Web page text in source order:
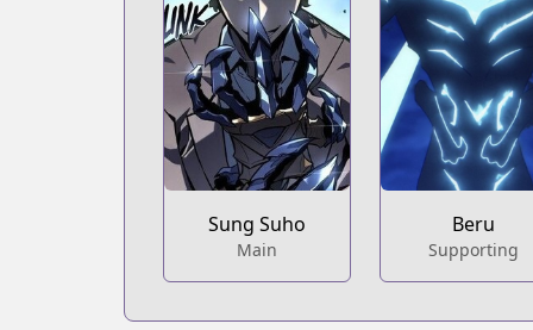
Sung Suho
Main
Beru
Supporting